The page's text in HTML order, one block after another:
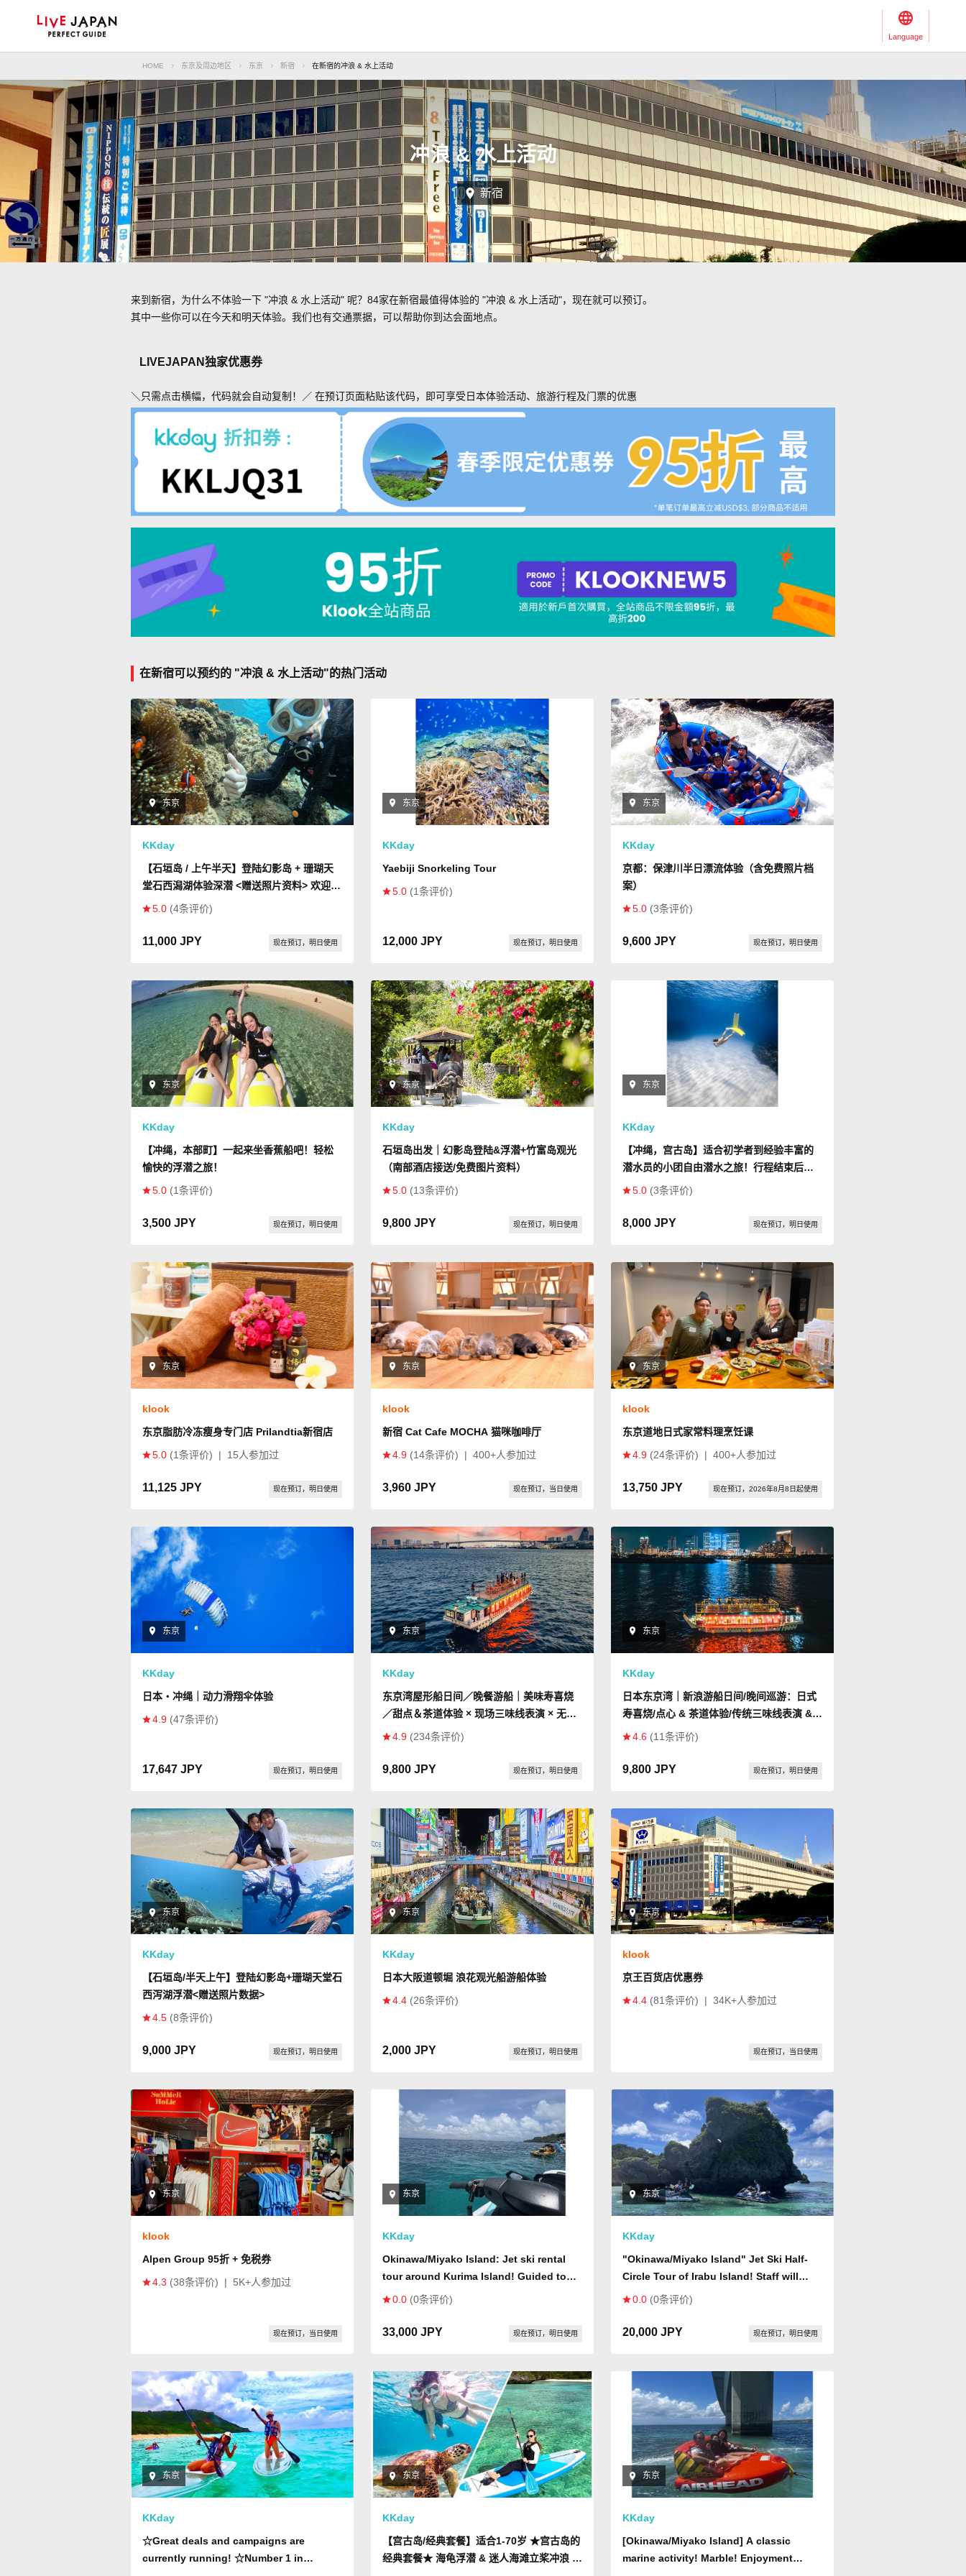
Language
HOME 东京及周边地区 东京 新宿 在新宿的冲浪 & 水上活动
冲浪 & 水上活动
新宿
来到新宿，为什么不体验一下 "冲浪 & 水上活动" 呢？84家在新宿最值得体验的 "冲浪 & 水上活动"，现在就可以预订。
其中一些你可以在今天和明天体验。我们也有交通票据，可以帮助你到达会面地点。
LIVEJAPAN独家优惠券
＼只需点击横幅，代码就会自动复制！／ 在预订页面粘贴该代码，即可享受日本体验活动、旅游行程及门票的优惠
在新宿可以预约的 "冲浪 & 水上活动"的热门活动
东京
KKday
【石垣岛 / 上午半天】登陆幻影岛 + 珊瑚天
堂石西潟湖体验深潜 <赠送照片资料> 欢迎初
学者5.0 (4条评价)
11,000 JPY 现在预订，明日使用
东京
KKday
Yaebiji Snorkeling Tour
5.0 (1条评价)
12,000 JPY 现在预订，明日使用
东京
KKday
京都：保津川半日漂流体验（含免费照片档
案）
5.0 (3条评价)
9,600 JPY 现在预订，明日使用
东京
KKday
【冲绳，本部町】一起来坐香蕉船吧！轻松
愉快的浮潜之旅！
5.0 (1条评价)
3,500 JPY 现在预订，明日使用
东京
KKday
石垣岛出发｜幻影岛登陆&浮潜+竹富岛观光
（南部酒店接送/免费图片资料）
5.0 (13条评价)
9,800 JPY 现在预订，明日使用
东京
KKday
【冲绳，宫古岛】适合初学者到经验丰富的
潜水员的小团自由潜水之旅！行程结束后免
费录影，选配专业摄影机拍摄。
5.0 (3条评价)
8,000 JPY 现在预订，明日使用
东京
klook
东京脂肪冷冻瘦身专门店 Prilandtia新宿店
5.0 (1条评价) | 15人参加过
11,125 JPY 现在预订，明日使用
东京
klook
新宿 Cat Cafe MOCHA 猫咪咖啡厅
4.9 (14条评价) | 400+人参加过
3,960 JPY 现在预订，当日使用
东京
klook
东京道地日式家常料理烹饪课
4.9 (24条评价) | 400+人参加过
13,750 JPY 现在预订，2026年8月8日起使用
东京
KKday
日本・冲绳｜动力滑翔伞体验
4.9 (47条评价)
17,647 JPY 现在预订，明日使用
东京
KKday
东京湾屋形船日间／晚餐游船｜美味寿喜烧
／甜点＆茶道体验 × 现场三味线表演 × 无限
畅饮软性饮料
4.9 (234条评价)
9,800 JPY 现在预订，明日使用
东京
KKday
日本东京湾｜新浪游船日间/晚间巡游：日式
寿喜烧/点心 & 茶道体验/传统三味线表演 &
东京铁塔门票
4.6 (11条评价)
9,800 JPY 现在预订，明日使用
东京
KKday
【石垣岛/半天上午】登陆幻影岛+珊瑚天堂石
西泻湖浮潜<赠送照片数据>
4.5 (8条评价)
9,000 JPY 现在预订，明日使用
东京
KKday
日本大阪道顿堀 浪花观光船游船体验
4.4 (26条评价)
2,000 JPY 现在预订，明日使用
东京
klook
京王百货店优惠券
4.4 (81条评价) | 34K+人参加过
现在预订，当日使用
东京
klook
Alpen Group 95折 + 免税券
4.3 (38条评价) | 5K+人参加过
现在预订，当日使用
东京
KKday
Okinawa/Miyako Island: Jet ski rental
tour around Kurima Island! Guided tour!
Special small boat license required!
0.0 (0条评价)
33,000 JPY 现在预订，明日使用
东京
KKday
"Okinawa/Miyako Island" Jet Ski Half-
Circle Tour of Irabu Island! Staff will
drive, no license required.
0.0 (0条评价)
20,000 JPY 现在预订，明日使用
东京
KKday
☆Great deals and campaigns are
currently running! ☆Number 1 in
东京
KKday
【宫古岛/经典套餐】适合1-70岁 ★宫古岛的
经典套餐★ 海龟浮潜 & 迷人海滩立桨冲浪 |
东京
KKday
[Okinawa/Miyako Island] A classic
marine activity! Marble! Enjoyment